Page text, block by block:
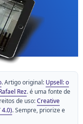
. Artigo original: Upsell: o
Rez. é uma fonte de
de uso:Creative
4.0). Sempre, priorize e